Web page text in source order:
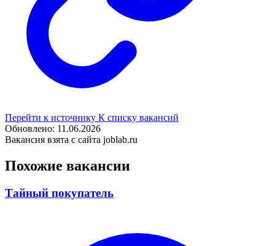
Перейти к источнику К списку вакансий
Обновлено: 11.06.2026
Вакансия взята с сайта joblab.ru
Похожие вакансии
Тайный покупатель